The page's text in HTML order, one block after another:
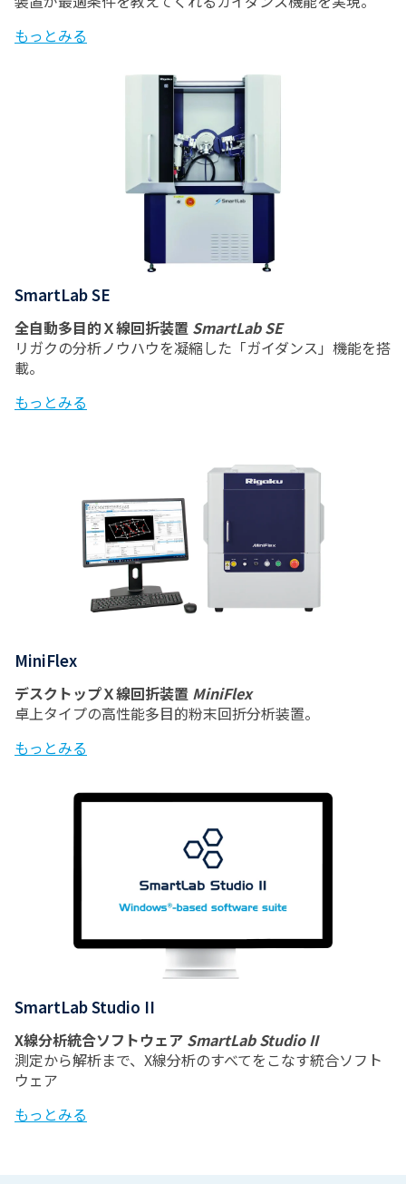
もっとみる
SmartLab SE
全自動多目的Ｘ線回折装置 SmartLab SE
リガクの分析ノウハウを凝縮した「ガイダンス」機能を搭
載。
もっとみる
MiniFlex
デスクトップＸ線回折装置 MiniFlex
卓上タイプの高性能多目的粉末回折分析装置。
もっとみる
SmartLab Studio II
X線分析統合ソフトウェア SmartLab Studio II
測定から解析まで、X線分析のすべてをこなす統合ソフト
ウェア
もっとみる